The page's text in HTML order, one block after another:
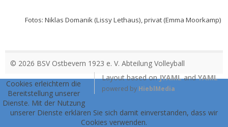
Fotos: Niklas Domanik (Lissy Lethaus), privat (Emma Moorkamp)
© 2026 BSV Ostbevern 1923 e. V. Abteilung Volleyball
Layout based onJYAMLandYAML
powered by HieblMedia
Cookies erleichtern die
Bereitstellung unserer
Dienste. Mit der Nutzung
unserer Dienste erklären Sie sich damit einverstanden, dass wir
Cookies verwenden.